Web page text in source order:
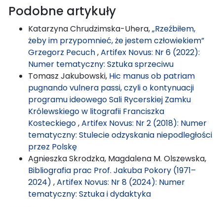
Podobne artykuły
Katarzyna Chrudzimska-Uhera,„Rzeźbiłem,
żeby im przypomnieć, że jestem człowiekiem”
Grzegorz Pecuch,Artifex Novus: Nr 6 (2022):
Numer tematyczny: Sztuka sprzeciwu
Tomasz Jakubowski, Hic manus ob patriam
pugnando vulnera passi, czyli o kontynuacji
programu ideowego Sali Rycerskiej Zamku
Królewskiego w litografii Franciszka
Kosteckiego,Artifex Novus: Nr 2 (2018): Numer
tematyczny: Stulecie odzyskania niepodległości
przez Polskę
Agnieszka Skrodzka, Magdalena M. Olszewska,
Bibliografia prac Prof. Jakuba Pokory (1971–
2024) ,Artifex Novus: Nr 8 (2024): Numer
tematyczny: Sztuka i dydaktyka